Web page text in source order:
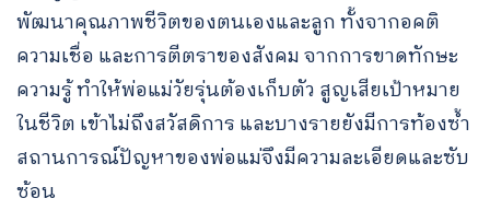
พัฒนาคุณภาพชีวิตของตนเองและลูก ทั้งจากอคติ
ความเชื่อ และการตีตราของสังคม จากการขาดทักษะ
ความรู้ ทำให้พ่อแม่วัยรุ่นต้องเก็บตัว สูญเสียเป้าหมาย
ในชีวิต เข้าไม่ถึงสวัสดิการ และบางรายยังมีการท้องซ้ำ
สถานการณ์ปัญหาของพ่อแม่จึงมีความละเอียดและซับ
ซ้อน